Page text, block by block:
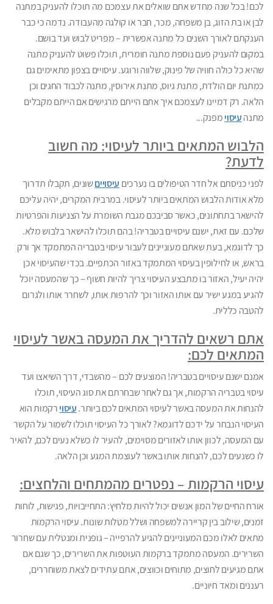
לכם! בכל שנה מחדש אתם שואלים את עצמכם מה תוכלו להעניק במתנה
לבן או בת הזוג, בן משפחה, מכר, חבר או קולגה מהעבודה. נדמה כי כבר
הענקתם לאורך השנים כל מתנה אפשרית – מפריט לבוש ועד בושם.
במקום להעניק פעם נוספת מתנה חומרית, תוכלו פשוט להעניק מתנה
שהיא כל כולה חוויה של פינוק, שלווה ורוגע. עיסויים בצפון מתאימים גם
כמתנת יום הולדת, מתנת גיוס, מתנת אירוסין, מתנה לכבוד החגים וכן
הלאה. רק דמיינו לעצמכם איך אתם הייתם מרגישים אם הייתם מקבלים
מתנה עיסוי מפנק...
הלבוש המתאים ביותר לעיסוי: מה חשוב
לדעת?
לפני כניסתם אל חדר הטיפולים בו נערכים עיסוייםשונים, תקבלו תדרוך
מלא אודות הלבוש המתאים ביותר לעיסוי. במרבית המקרים, יהיה עליכם
להישאר בתחתונים, כאשר סביבכם מגבת השומרת על הצניעות והפרטיות
שלכם. עם זאת, ישנם עיסויים בטבריה! בהם תוכלו להישאר בלבוש מלא.
כך לדוגמא, בעת שאתם מעוניינים לעבור עיסוי בטבריה המתמקד אך ורק
בראש, או לחילופין בעיסוי המתמקד באזור הכתפיים. בכדי שהעיסוי אכן
יהיה יעיל, האזור בו מתבצע העיסוי צריך להיות חשוף – כך שהמעסה יוכל
להגיע במגע ישיר עם אותו האזור וכך להרפות אותו, לשחרר אותו ולגרום
להטבה כללית.
אתם רשאים להדריך את המעסה באשר לעיסוי
המתאים לכם:
אמנם ישנם עיסויים בטבריה! המוצעים לכם – מהשבדי, דרך השיאצו ועד
עיסוי בטבריה הרקמות, אך גם לאחר שבחרתם את סוג העיסוי, תוכלו
להנחות את המעסה באשר לעיסוי המתאים לכם ביותר. עיסוי רקמות הוא
העיסוי הנבחר על ידכם לדוגמא? לאורך כל העיסוי תוכלו לשמור על הקשר
עם המעסה, לכוון אותו לאזורים מסוימים, להעיר לו כשלא נעים לכם, להאיר
לו כשנעים לכם, להנחות אותו באשר לעוצמת המגע וכן הלאה.
עיסוי הרקמות – נפטרים מהמתחים והלחצים:
אורח החיים של המון אנשים יכול להיות מלחיץ: התחייבויות, פגישות, לוחות
זמנים, שילוב בין קריירה למשפחה ושלל מטלות שונות. עיסוי הרקמות
מתאים לאלו מכם המעוניינים להגיע להרפייה – גופנית ומנטלית עם שחרור
השרירים. המעסה מתמקד ברקמות העוטפות את השרירים, כך שגם אם
אתם מגיעים לחוצים, מתוחים וכווצים, אתם עתידים לצאת משוחררים,
רעננים ומאד חיוניים.